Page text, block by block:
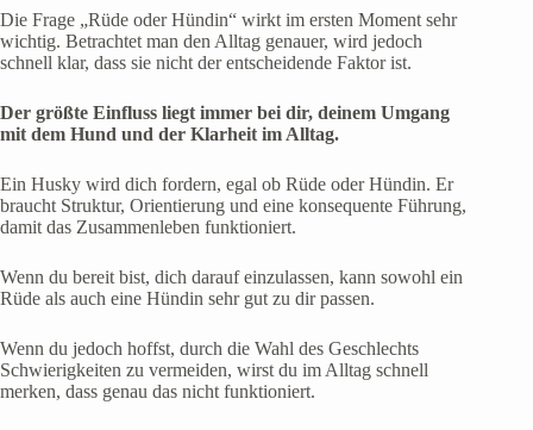
Die Frage „Rüde oder Hündin“ wirkt im ersten Moment sehr
wichtig. Betrachtet man den Alltag genauer, wird jedoch
schnell klar, dass sie nicht der entscheidende Faktor ist.
Der größte Einfluss liegt immer bei dir, deinem Umgang
mit dem Hund und der Klarheit im Alltag.
Ein Husky wird dich fordern, egal ob Rüde oder Hündin. Er
braucht Struktur, Orientierung und eine konsequente Führung,
damit das Zusammenleben funktioniert.
Wenn du bereit bist, dich darauf einzulassen, kann sowohl ein
Rüde als auch eine Hündin sehr gut zu dir passen.
Wenn du jedoch hoffst, durch die Wahl des Geschlechts
Schwierigkeiten zu vermeiden, wirst du im Alltag schnell
merken, dass genau das nicht funktioniert.